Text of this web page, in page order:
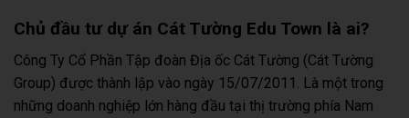
Chủ đầu tư dự án Cát Tường Edu Town là ai?
Công Ty Cổ Phần Tập đoàn Địa ốc Cát Tường (Cát Tường
Group) được thành lập vào ngày 15/07/2011. Là một trong
những doanh nghiệp lớn hàng đầu tại thị trường phía Nam